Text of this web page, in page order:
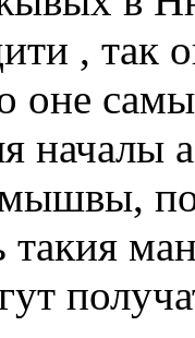
, так
оне
началы
такия